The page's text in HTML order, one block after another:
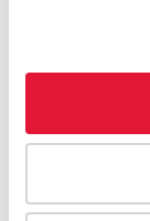
STIMULER
SPORT ET